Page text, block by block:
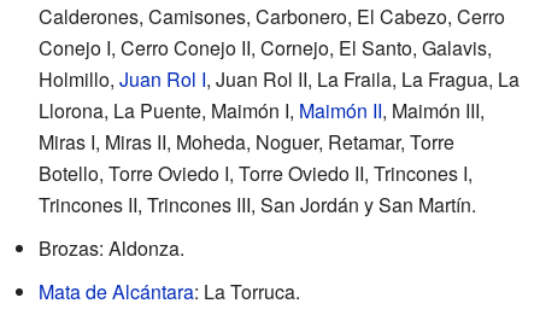
Calderones, Camisones, Carbonero, El Cabezo, Cerro
Conejo I, Cerro Conejo II, Cornejo, El Santo, Galavis,
Holmillo, Juan Rol I, Juan Rol II, La Fraila, La Fragua, La
Llorona, La Puente, Maimón I, Maimón II, Maimón III,
Miras I, Miras II, Moheda, Noguer, Retamar, Torre
Botello, Torre Oviedo I, Torre Oviedo II, Trincones I,
Trincones II, Trincones III, San Jordán y San Martín.
Brozas: Aldonza.
Mata de Alcántara: La Torruca.